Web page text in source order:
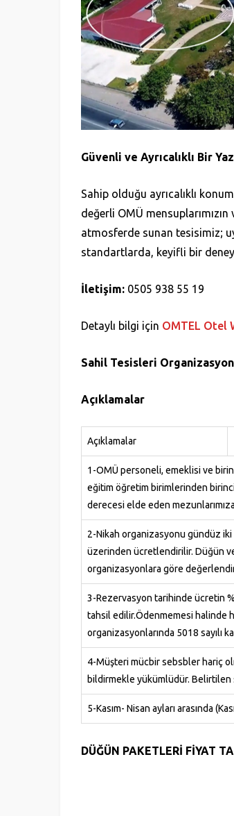
Güvenli ve Ayrıcalıklı Bir
Sahip olduğu ayrıcalıklı
değerli OMÜ
atmosferde sunan tesisimiz;
standartlarda, keyifli bir
İletişim: 0505 938 55 19
Detaylı bilgi için OMTEL Otel
Sahil Tesisleri Organizasyon
Açıklamalar
Açıklamalar
1-OMÜ personeli, emeklisi ve
eğitim öğretim birimlerinden
derecesi elde eden
2-Nikah organizasyonu gündüz iki
üzerinden ücretlendirilir. Düğün
organizasyonlara göre
3-Rezervasyon tarihinde ücretin
tahsil edilir.Ödenmemesi halinde
organizasyonlarında 5018 sayılı
4-Müşteri mücbir sebsbler hariç
bildirmekle yükümlüdür.
5-Kasım- Nisan ayları arasında
DÜĞÜN PAKETLERİ FİYAT